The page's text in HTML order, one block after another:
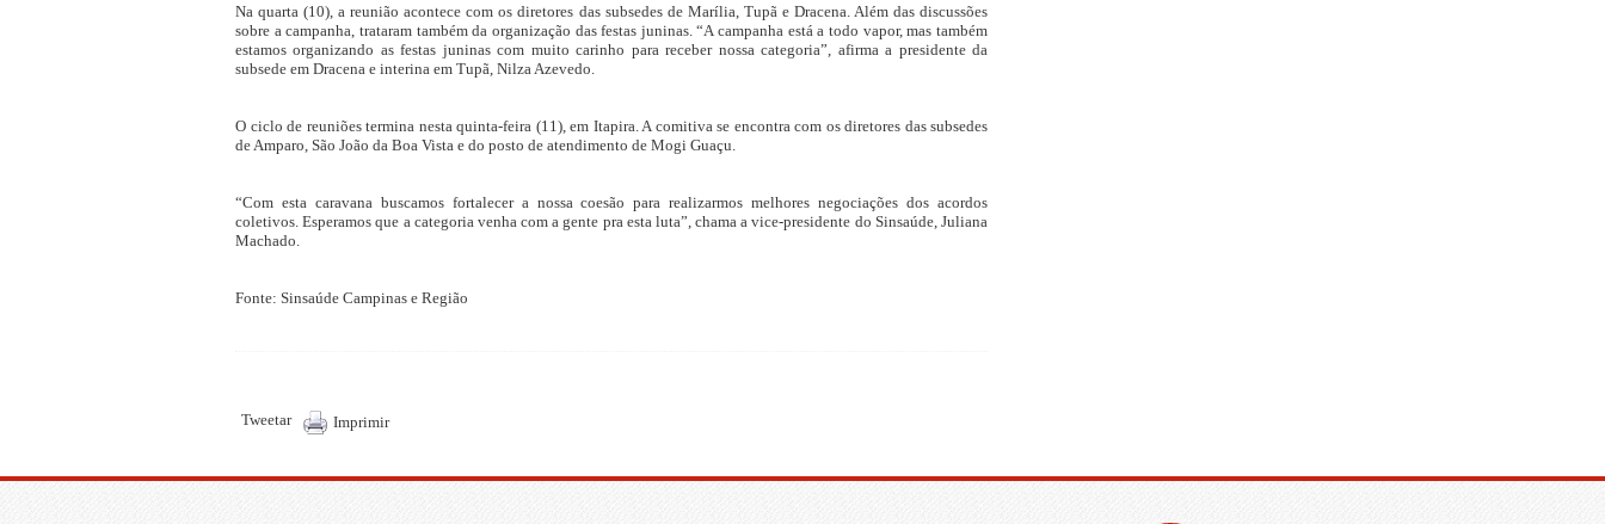
Na quarta (10), a reunião acontece com os diretores das subsedes de Marília, Tupã e Dracena. Além das discussões
sobre a campanha, trataram também da organização das festas juninas. “A campanha está a todo vapor, mas também
estamos organizando as festas juninas com muito carinho para receber nossa categoria”, afirma a presidente da
subsede em Dracena e interina em Tupã, Nilza Azevedo.
O ciclo de reuniões termina nesta quinta-feira (11), em Itapira. A comitiva se encontra com os diretores das subsedes
de Amparo, São João da Boa Vista e do posto de atendimento de Mogi Guaçu.
“Com esta caravana buscamos fortalecer a nossa coesão para realizarmos melhores negociações dos acordos
coletivos. Esperamos que a categoria venha com a gente pra esta luta”, chama a vice-presidente do Sinsaúde, Juliana
Machado.
Fonte: Sinsaúde Campinas e Região
Tweetar Imprimir